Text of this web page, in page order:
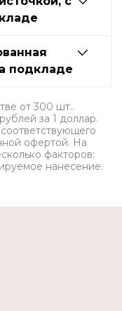
подкладе
от 300 шт..
за 1 доллар.
офертой. На
факторов:
нанесение.